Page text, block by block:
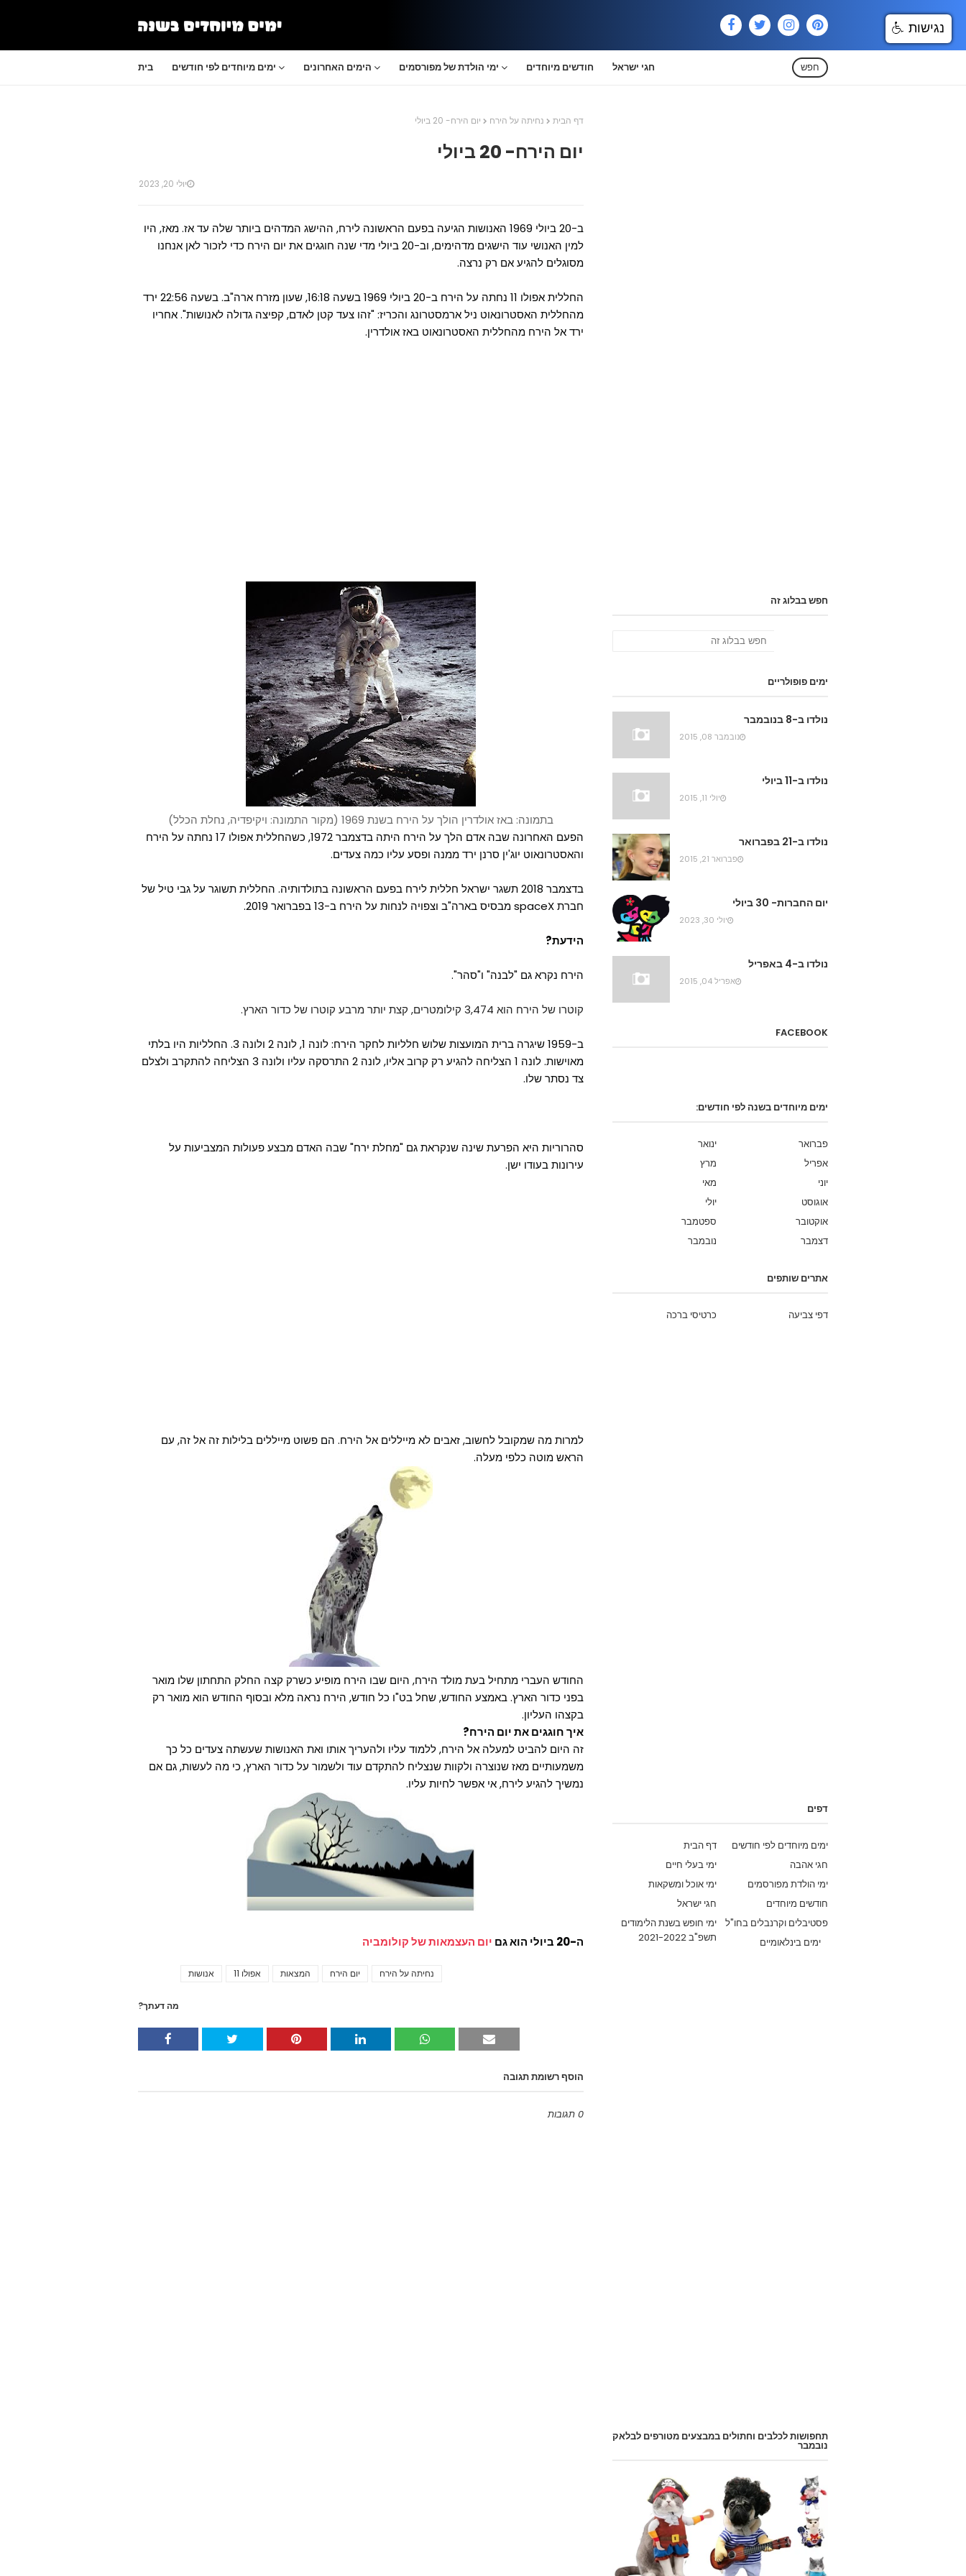
בית ימים מיוחדים לפי חודשים הימים האחרונים ימי הולדת של מפורסמים חודשים מיוחדים חגי ישראל חפש
דף הבית נחיתה על הירח יום הירח- 20 ביולי
יום הירח- 20 ביולי
יולי 20, 2023
ב-20 ביולי 1969 האנושות הגיעה בפעם הראשונה לירח, ההישג המדהים ביותר שלה עד אז. מאז, היו
למין האנושי עוד הישגים מדהימים, וב-20 ביולי מדי שנה חוגגים את יום הירח כדי לזכור לאן אנחנו
מסוגלים להגיע אם רק נרצה.
החללית אפולו 11 נחתה על הירח ב-20 ביולי 1969 בשעה 16:18, שעון מזרח ארה"ב. בשעה 22:56 ירד
מהחללית האסטרונאוט ניל ארמסטרונג והכריז: "זהו צעד קטן לאדם, קפיצה גדולה לאנושות". אחריו
ירד אל הירח מהחללית האסטרונאוט באז אולדרין.
בתמונה: באז אולדרין הולך על הירח בשנת 1969 (מקור התמונה: ויקיפדיה, נחלת הכלל)
הפעם האחרונה שבה אדם הלך על הירח היתה בדצמבר 1972, כשהחללית אפולו 17 נחתה על הירח
והאסטרונאוט יוג'ין סרנן ירד ממנה ופסע עליו כמה צעדים.
בדצמבר 2018 תשגר ישראל חללית לירח בפעם הראשונה בתולדותיה. החללית תשוגר על גבי טיל של
חברת spaceX מבסיס בארה"ב וצפויה לנחות על הירח ב-13 בפברואר 2019.
הידעת?
הירח נקרא גם "לבנה" ו"סהר".
קוטרו של הירח הוא 3,474 קילומטרים, קצת יותר מרבע קוטרו של כדור הארץ.
ב-1959 שיגרה ברית המועצות שלוש חלליות לחקר הירח: לונה 1, לונה 2 ולונה 3. החלליות היו בלתי
מאוישות. לונה 1 הצליחה להגיע רק קרוב אליו, לונה 2 התרסקה עליו ולונה 3 הצליחה להתקרב ולצלם
צד נסתר שלו.
סהרוריות היא הפרעת שינה שנקראת גם "מחלת ירח" שבה האדם מבצע פעולות המצביעות על
עירונות בעודו ישן.
למרות מה שמקובל לחשוב, זאבים לא מייללים אל הירח. הם פשוט מייללים בלילות זה אל זה, עם
הראש מוטה כלפי מעלה.
החודש העברי מתחיל בעת מולד הירח, היום שבו הירח מופיע כשרק קצה החלק התחתון שלו מואר
בפני כדור הארץ. באמצע החודש, שחל בט"ו כל חודש, הירח נראה מלא ובסוף החודש הוא מואר רק
בקצהו העליון.
איך חוגגים את יום הירח?
זה היום להביט למעלה אל הירח, ללמוד עליו ולהעריך אותו ואת האנושות שעשתה צעדים כל כך
משמעותיים מאז שנוצרה ולקוות שנצליח להתקדם עוד ולשמור על כדור הארץ, כי מה לעשות, גם אם
נמשיך להגיע לירח, אי אפשר לחיות עליו.
ה-20 ביולי הוא גם יום העצמאות של קולומביה
אנושות אפולו 11 המצאות יום הירח נחיתה על הירח
מה דעתך?
הוסף רשומת תגובה
0 תגובות
חפש בבלוג זה
ימים פופולריים
נולדו ב-8 בנובמבר
נובמבר 08, 2015
נולדו ב-11 ביולי
יולי 11, 2015
נולדו ב-21 בפברואר
פברואר 21, 2015
יום החברות- 30 ביולי
יולי 30, 2023
נולדו ב-4 באפריל
אפריל 04, 2015
FACEBOOK
ימים מיוחדים בשנה לפי חודשים:
ינואר
פברואר
מרץ
אפריל
מאי
יוני
יולי
אוגוסט
ספטמבר
אוקטובר
נובמבר
דצמבר
אתרים שותפים
כרטיסי ברכה דפי צביעה
דפים
דף הבית
ימים מיוחדים לפי חודשים
ימי בעלי חיים
חגי אהבה
ימי אוכל ומשקאות
ימי הולדת מפורסמים
חגי ישראל
חודשים מיוחדים
ימי חופש בשנת הלימודים
תשפ"ב 2021-2022
פסטיבלים וקרנבלים בחו"ל
ימים בינלאומיים
תחפושות לכלבים וחתולים במבצעים מטורפים לבלאק
נובמבר
נגישות